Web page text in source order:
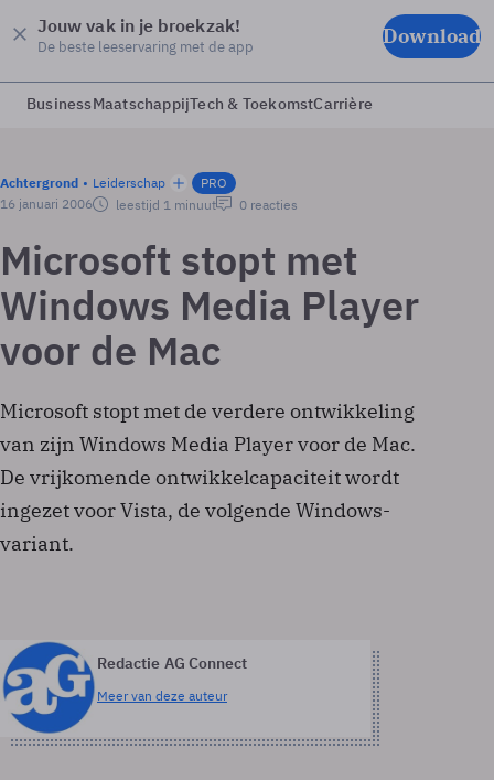
Jouw vak in je broekzak!
De beste leeservaring met de app Download
BusinessMaatschappijTech & ToekomstCarrière
Achtergrond Leiderschap
PRO
16 januari 2006
leestijd 1 minuut 0 reacties
Microsoft stopt met
Windows Media Player
voor de Mac
Microsoft stopt met de verdere ontwikkeling
van zijn Windows Media Player voor de Mac.
De vrijkomende ontwikkelcapaciteit wordt
ingezet voor Vista, de volgende Windows-
variant.
Redactie AG Connect
Meer van deze auteur